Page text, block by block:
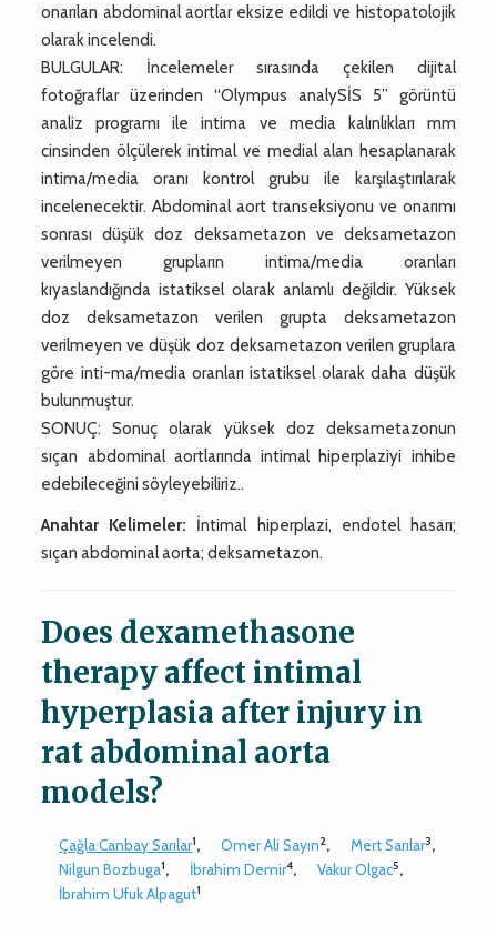
onarılan abdominal aortlar eksize edildi ve histopatolojik
olarak incelendi.
BULGULAR: İncelemeler sırasında çekilen dijital
fotoğraflar üzerinden “Olympus analySİS 5” görüntü
analiz programı ile intima ve media kalınlıkları mm
cinsinden ölçülerek intimal ve medial alan hesaplanarak
intima/media oranı kontrol grubu ile karşılaştırılarak
incelenecektir. Abdominal aort transeksiyonu ve onarımı
sonrası düşük doz deksametazon ve deksametazon
verilmeyen grupların intima/media oranları
kıyaslandığında istatiksel olarak anlamlı değildir. Yüksek
doz deksametazon verilen grupta deksametazon
verilmeyen ve düşük doz deksametazon verilen gruplara
göre inti-ma/media oranları istatiksel olarak daha düşük
bulunmuştur.
SONUÇ: Sonuç olarak yüksek doz deksametazonun
sıçan abdominal aortlarında intimal hiperplaziyi inhibe
edebileceğini söyleyebiliriz..
Anahtar Kelimeler: İntimal hiperplazi, endotel hasarı;
sıçan abdominal aorta; deksametazon.
Does dexamethasone
therapy affect intimal
hyperplasia after injury in
rat abdominal aorta
models?
Çağla Canbay Sarılar1, Omer Ali Sayın2, Mert Sarılar3,
Nilgun Bozbuga1, İbrahim Demir4, Vakur Olgac5,
İbrahim Ufuk Alpagut1